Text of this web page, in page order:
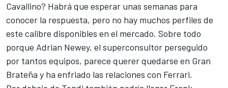
Cavallino? Habrá que esperar unas semanas para
conocer la respuesta, pero no hay muchos perfiles de
este calibre disponibles en el mercado. Sobre todo
porque Adrian Newey, el superconsultor perseguido
por tantos equipos, parece querer quedarse en Gran
Brateña y ha enfriado las relaciones con Ferrari.